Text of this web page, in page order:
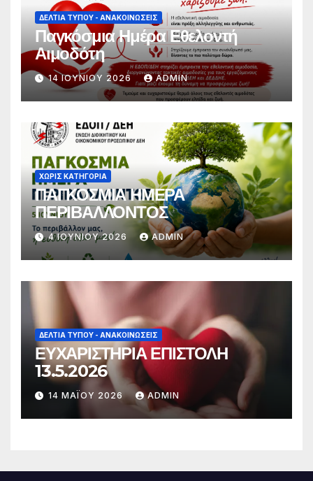
ΔΕΛΤΊΑ ΤΎΠΟΥ - ΑΝΑΚΟΙΝΏΣΕΙΣ
Παγκόσμια Ημέρα Εθελοντή
Αιμοδότη
14 ΙΟΥΝΊΟΥ 2026 ADMIN
ΧΩΡΊΣ ΚΑΤΗΓΟΡΊΑ
ΠΑΓΚΟΣΜΙΑ ΗΜΕΡΑ
ΠΕΡΙΒΑΛΛΟΝΤΟΣ
4 ΙΟΥΝΊΟΥ 2026 ADMIN
ΔΕΛΤΊΑ ΤΎΠΟΥ - ΑΝΑΚΟΙΝΏΣΕΙΣ
ΕΥΧΑΡΙΣΤΗΡΙΑ ΕΠΙΣΤΟΛΗ
13.5.2026
14 ΜΑΪ́ΟΥ 2026 ADMIN